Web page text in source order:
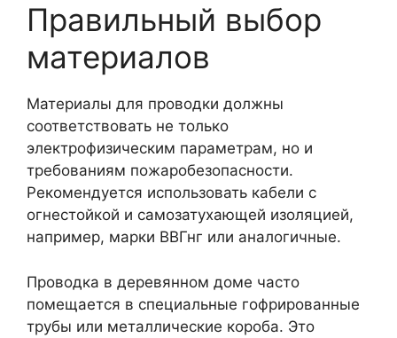
Правильный выбор
материалов
Материалы для проводки должны
соответствовать не только
электрофизическим параметрам, но и
требованиям пожаробезопасности.
Рекомендуется использовать кабели с
огнестойкой и самозатухающей изоляцией,
например, марки ВВГнг или аналогичные.
Проводка в деревянном доме часто
помещается в специальные гофрированные
трубы или металлические короба. Это